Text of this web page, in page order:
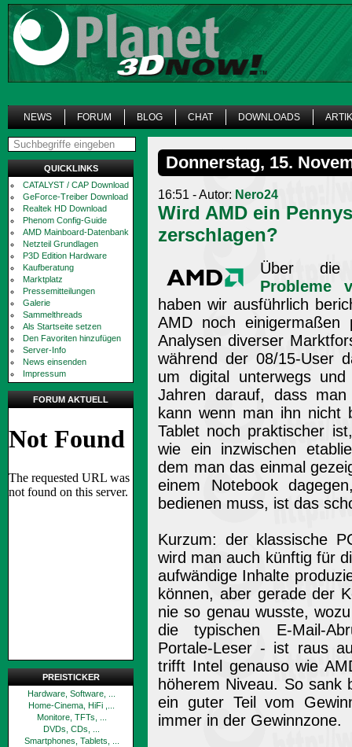
NEWS FORUM BLOG CHAT DOWNLOADS
QUICKLINKS
CATALYST / CAP Download
GeForce-Treiber Download
Realtek HD Download
Phenom Config-Guide
AMD Mainboard-Datenbank
Netzteil Grundlagen
P3D Edition Hardware
Kaufberatung
Marktplatz
Pressemitteilungen
Galerie
Sammelthreads
Als Startseite setzen
Den Favoriten hinzufügen
Server-Info
News einsenden
Impressum
FORUM AKTUELL
PREISTICKER
Hardware, Software, ...
Home-Cinema, HiFi ,...
Monitore, TFTs, ...
DVDs, CDs, ...
Smartphones, Tablets, ...
Donnerstag, 15.
16:51 - Autor: Nero24
Wird AMD ein
zerschlagen?
Über
Probleme
haben wir ausführlich
AMD noch
Analysen diverser
während der 08/15-User
um digital unterwegs
Jahren darauf, dass
kann wenn man ihn nicht
Tablet noch praktischer
wie ein inzwischen
dem man das einmal
einem Notebook
bedienen muss, ist das
Kurzum: der klassische
wird man auch künftig für
aufwändige Inhalte
können, aber gerade der
nie so genau wusste,
die typischen E-Mail-
Portale-Leser - ist raus
trifft Intel genauso wie
höherem Niveau. So
ein guter Teil vom
immer in der Gewinnzone.